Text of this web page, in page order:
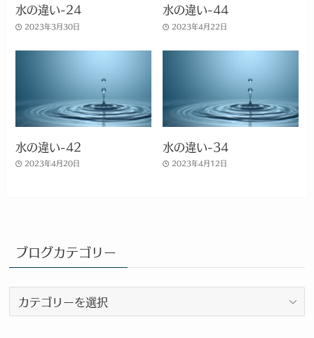
水の違い-24
2023年3月30日
水の違い-44
2023年4月22日
水の違い-42
2023年4月20日
水の違い-34
2023年4月12日
ブログカテゴリー
ロ